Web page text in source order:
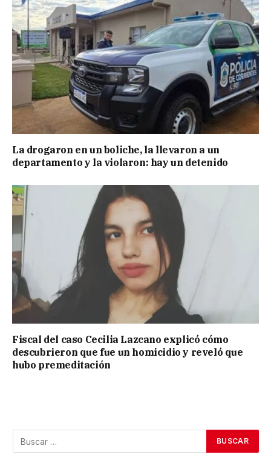
La drogaron en un boliche, la llevaron a un
departamento y la violaron: hay un detenido
Fiscal del caso Cecilia Lazcano explicó cómo
descubrieron que fue un homicidio y reveló que
hubo premeditación